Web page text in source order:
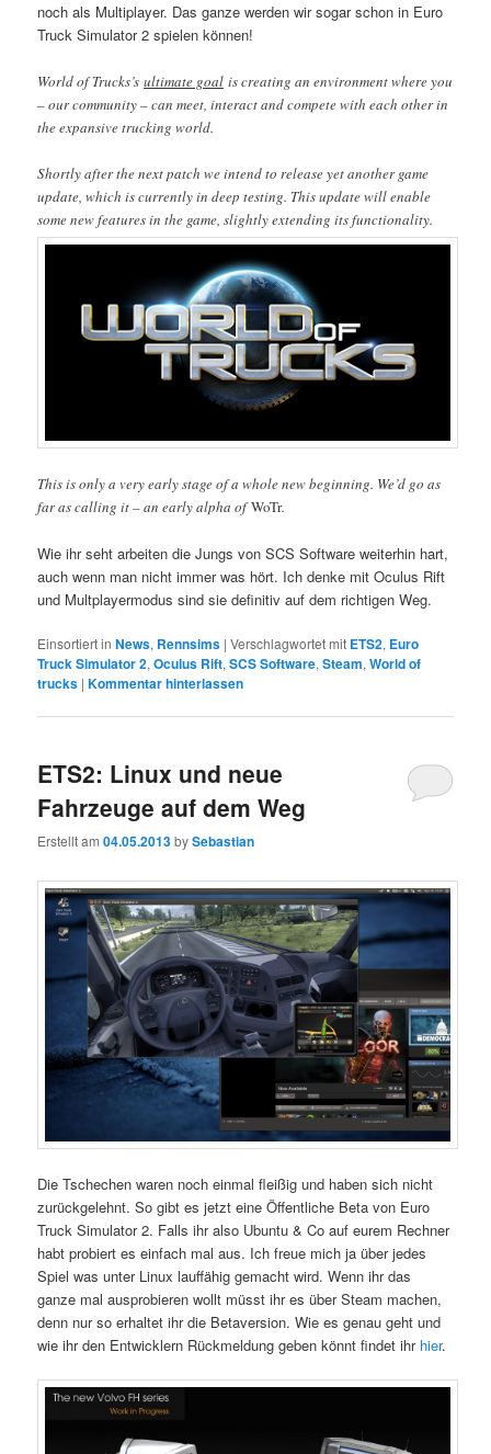
noch als Multiplayer. Das ganze werden wir sogar schon in Euro
Truck Simulator 2 spielen können!
World of Trucks’sultimate goal is creating an environment where you
– our community – can meet, interact and compete with each other in
the expansive trucking world.
Shortly after the next patch we intend to release yet another game
update, which is currently in deep testing. This update will enable
some new features in the game, slightly extending its functionality.
This is only a very early stage of a whole new beginning. We’d go as
far as calling it – an early alpha ofWoTr.
Wie ihr seht arbeiten die Jungs von SCS Software weiterhin hart,
auch wenn man nicht immer was hört. Ich denke mit Oculus Rift
und Multplayermodus sind sie definitiv auf dem richtigen Weg.
Einsortiert in News, Rennsims |Verschlagwortet mit ETS2, Euro
Truck Simulator 2,Oculus Rift,SCS Software,Steam,World of
trucks |Kommentar hinterlassen
ETS2: Linux und neue
Fahrzeuge auf dem Weg
Erstellt am04.05.2013bySebastian
Die Tschechen waren noch einmal fleißig und haben sich nicht
zurückgelehnt. So gibt es jetzt eine Öffentliche Beta von Euro
Truck Simulator 2. Falls ihr also Ubuntu & Co auf eurem Rechner
habt probiert es einfach mal aus. Ich freue mich ja über jedes
Spiel was unter Linux lauffähig gemacht wird. Wenn ihr das
ganze mal ausprobieren wollt müsst ihr es über Steam machen,
denn nur so erhaltet ihr die Betaversion. Wie es genau geht und
wie ihr den Entwicklern Rückmeldung geben könnt findet ihr hier.